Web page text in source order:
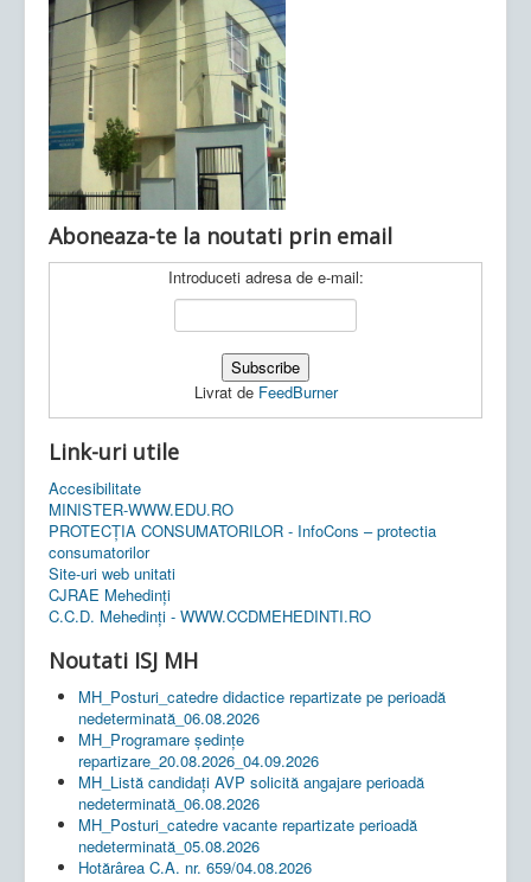
Ultimele articole: Vi, 04.11.2022 -
Județean Mehedinți
Aboneaza-te la noutati prin email
Introduceti adresa de e-mail:
Livrat de FeedBurner
Link-uri utile
Accesibilitate
MINISTER-WWW.EDU.RO
PROTECȚIA CONSUMATORILOR - InfoCons – protectia
consumatorilor
Site-uri web unitati
CJRAE Mehedinți
C.C.D. Mehedinţi - WWW.CCDMEHEDINTI.RO
Noutati ISJ MH
MH_Posturi_catedre didactice repartizate pe perioadă
nedeterminată_06.08.2026
MH_Programare ședințe
repartizare_20.08.2026_04.09.2026
MH_Listă candidați AVP solicită angajare perioadă
nedeterminată_06.08.2026
MH_Posturi_catedre vacante repartizate perioadă
nedeterminată_05.08.2026
Hotărârea C.A. nr. 659/04.08.2026